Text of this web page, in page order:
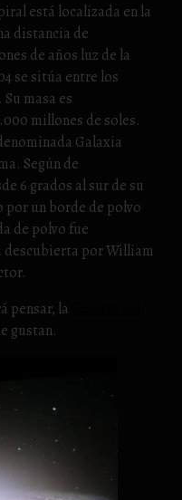
está localizada en la
distancia de
de años luz de la
se sitúa entre los
. Su masa es
millones de soles.
Galaxia
Según de
6 grados al sur de su
un borde de polvo
de polvo fue
por William
pensar, la
gustan.